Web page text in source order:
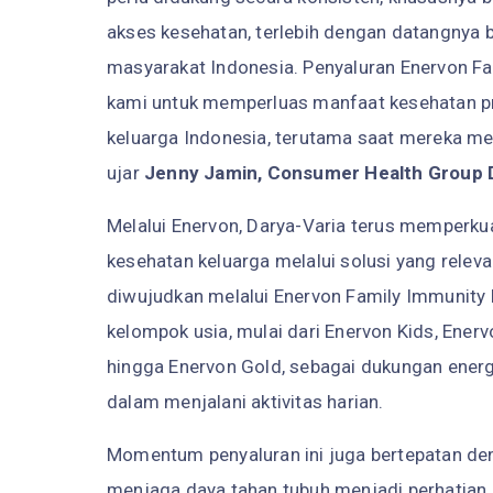
akses kesehatan, terlebih dengan
masyarakat Indonesia. Penyaluran Enervon
kami untuk memperluas manfaat kesehatan
keluarga Indonesia, terutama saat mereka
ujar Jenny Jamin, Consumer Health Group
Melalui Enervon, Darya-Varia terus
kesehatan keluarga melalui solusi yang
diwujudkan melalui Enervon Family
kelompok usia, mulai dari Enervon Kids,
hingga Enervon Gold, sebagai dukungan
dalam menjalani aktivitas harian.
Momentum penyaluran ini juga bertepatan